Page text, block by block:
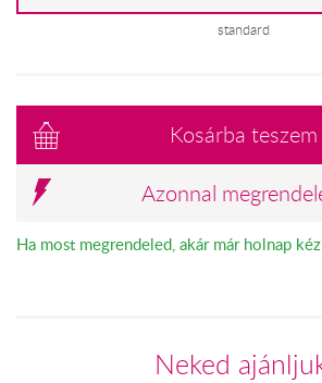
standard
Kosárba teszem
Azonnal
Ha most megrendeled, akár már holnap
Neked